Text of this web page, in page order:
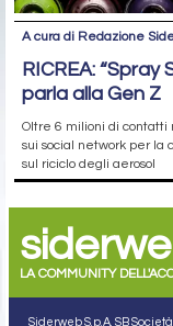
A cura di Redazione
RICREA: “Spray
parla alla Gen Z
Oltre 6 milioni di contatti
sui social network per la
sul riciclo degli aerosol
LA COMMUNITY
Siderweb S.p.A. SB